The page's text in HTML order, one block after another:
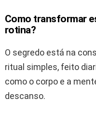
Como transformar
rotina?
O segredo está na
ritual simples, feito
como o corpo e a
descanso.